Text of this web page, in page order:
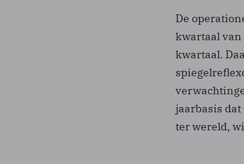
De
kwartaal
kwartaal.
jaarbasis dat
ter wereld,